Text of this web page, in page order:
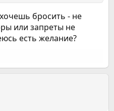
бросить - не
или запреты не
есть желание?